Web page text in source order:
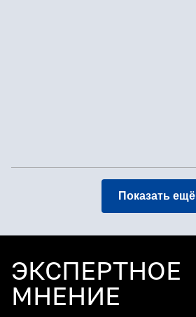
Показать ещё
ЭКСПЕРТНОЕ
МНЕНИЕ